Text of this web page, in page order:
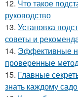
12. Что такое
руководство
13. Установка
советы и
14. Эффективные
проверенные
15. Главные
знать каждому